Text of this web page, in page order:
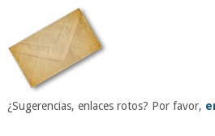
¿Sugerencias, enlaces rotos? Por favor,